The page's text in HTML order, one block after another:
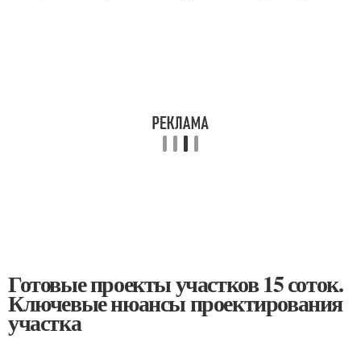
Готовые проекты участков 15 соток.
Ключевые нюансы проектирования
участка